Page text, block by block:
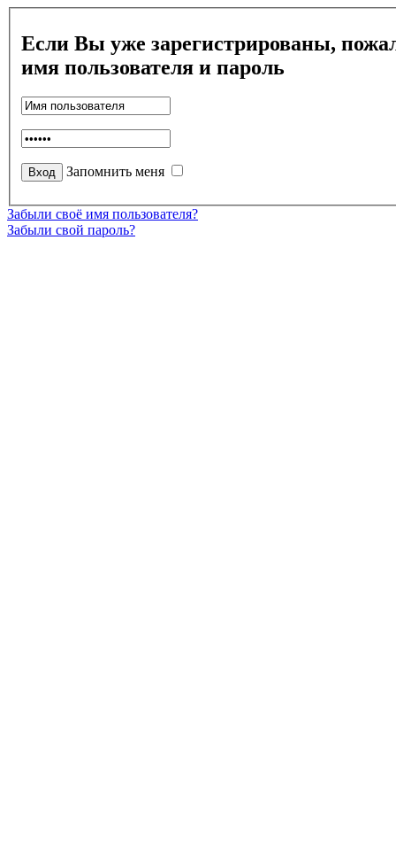
Если Вы уже зарегистрированы,
имя пользователя и пароль
Запомнить меня
Забыли своё имя пользователя?
Забыли свой пароль?